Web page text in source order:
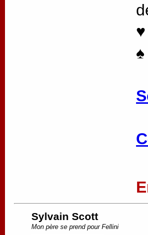
♥
♠
Sylvain Scott
Mon père se prend pour Fellini